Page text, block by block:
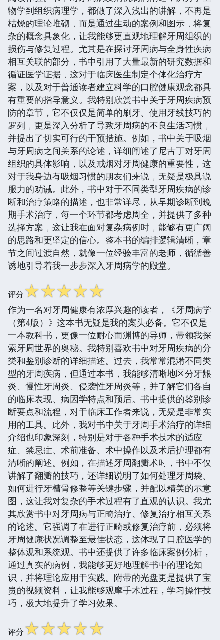
物学到组织病理学，都做了深入浅出的讲解，不再是
枯燥的理论堆砌，而是通过生动的案例和图示，将复
杂的概念具象化，让我能够更直观地理解牙周组织的
损伤与修复过程。尤其是在探讨牙周病与全身性疾病
相互关联的部分，书中引用了大量最新的研究数据和
循证医学证据，这对于临床医生制定个体化治疗方
案，以及对于普通读者建立科学的口腔健康观念都具
有重要的指导意义。我特别欣赏书中关于牙周疾病预
防的章节，它不仅仅是简单的刷牙、使用牙线技巧的
罗列，更是深入分析了导致牙周病的不良生活习惯，
并提出了切实可行的干预措施。例如，书中关于吸烟
与牙周病之间关系的论述，详细阐述了尼古丁对牙周
组织的具体影响，以及戒烟对牙周健康的重要性，这
对于我身边有吸烟习惯的朋友们来说，无疑是极具说
服力的劝诫。此外，书中对于不同类型牙周疾病的诊
断和治疗策略的描述，也非常详尽，从早期诊断到晚
期手术治疗，每一个环节都考虑周全，并提供了多种
选择方案，这让我在面对复杂病例时，能够有更广阔
的思路和更坚定的信心。整本书的编排逻辑清晰，章
节之间过渡自然，就像一位经验丰富的老师，循循善
诱地引导着我一步步深入牙周病学的殿堂。
评分☆☆☆☆☆
作为一名对牙周健康有浓厚兴趣的读者，《牙周病学
（第4版）》这本书无疑是我的案头必备。它不仅是
一本教科书，更像一位耐心而渊博的导师，带领我探
索牙周世界的奥秘。我特别喜欢书中对牙周疾病的分
类和鉴别诊断的详细描述。过去，我常常混淆不同类
型的牙周疾病，但通过本书，我能够清晰地区分牙龈
炎、慢性牙周炎、侵袭性牙周炎等，并了解它们各自
的临床表现、病因学特点和预后。书中提供的鉴别诊
断要点和流程，对于临床工作者来说，无疑是非常实
用的工具。此外，我对书中关于牙周手术治疗的详细
介绍也印象深刻，特别是对于各种手术技术的适应
症、禁忌症、术前准备、术中操作以及术后护理都有
清晰的阐述。例如，在描述牙周翻瓣术时，书中不仅
讲解了翻瓣的技巧，还详细说明了如何处理牙周袋、
如何进行牙槽骨修整等关键步骤，并配以精美的示意
图，这让我对复杂的手术过程有了直观的认识。我尤
其欣赏书中对牙周病与正畸治疗、修复治疗相互关系
的论述。它强调了在进行正畸或修复治疗前，必须将
牙周健康状况调整至最佳状态，这体现了口腔医学的
整体观和系统观。书中还提供了许多临床案例分析，
通过真实的病例，我能够更好地理解书中的理论知
识，并将理论应用于实践。附带的光盘更是提供了宝
贵的视频资料，让我能够观摩手术过程，学习操作技
巧，极大地提升了学习效果。
评分☆☆☆☆☆